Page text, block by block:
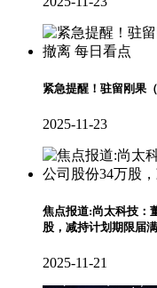
紧急提醒！驻留刚果
2025-11-23
焦点报道:尚太科技：
股，减持计划期限届满
2025-11-21